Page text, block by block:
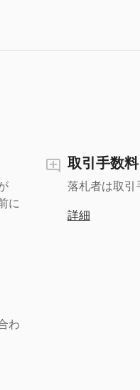
に
取引手数料
落札者は取引
詳細
わ